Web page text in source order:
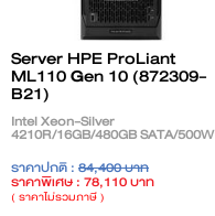
Server HPE ProLiant
ML110 Gen 10 (872309-
B21)
Intel Xeon-Silver
4210R/16GB/480GB SATA/500W
ราคาปกติ : 84,400 บาท
ราคาพิเศษ : 78,110 บาท
( ราคาไม่รวมภาษี )